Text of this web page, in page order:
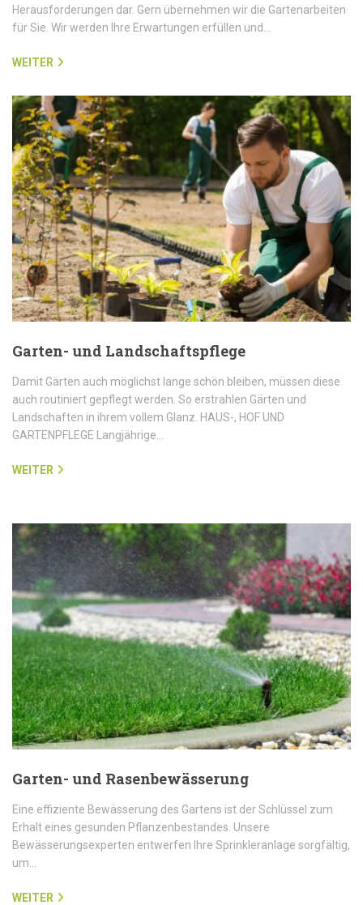
Herausforderungen dar. Gern übernehmen wir die Gartenarbeiten
für Sie. Wir werden Ihre Erwartungen erfüllen und…
WEITER
Garten- und Landschaftspflege
Damit Gärten auch möglichst lange schön bleiben, müssen diese
auch routiniert gepflegt werden. So erstrahlen Gärten und
Landschaften in ihrem vollem Glanz. HAUS-, HOF UND
GARTENPFLEGE Langjährige…
WEITER
Garten- und Rasenbewässerung
Eine effiziente Bewässerung des Gartens ist der Schlüssel zum
Erhalt eines gesunden Pflanzenbestandes. Unsere
Bewässerungsexperten entwerfen Ihre Sprinkleranlage sorgfältig,
um…
WEITER